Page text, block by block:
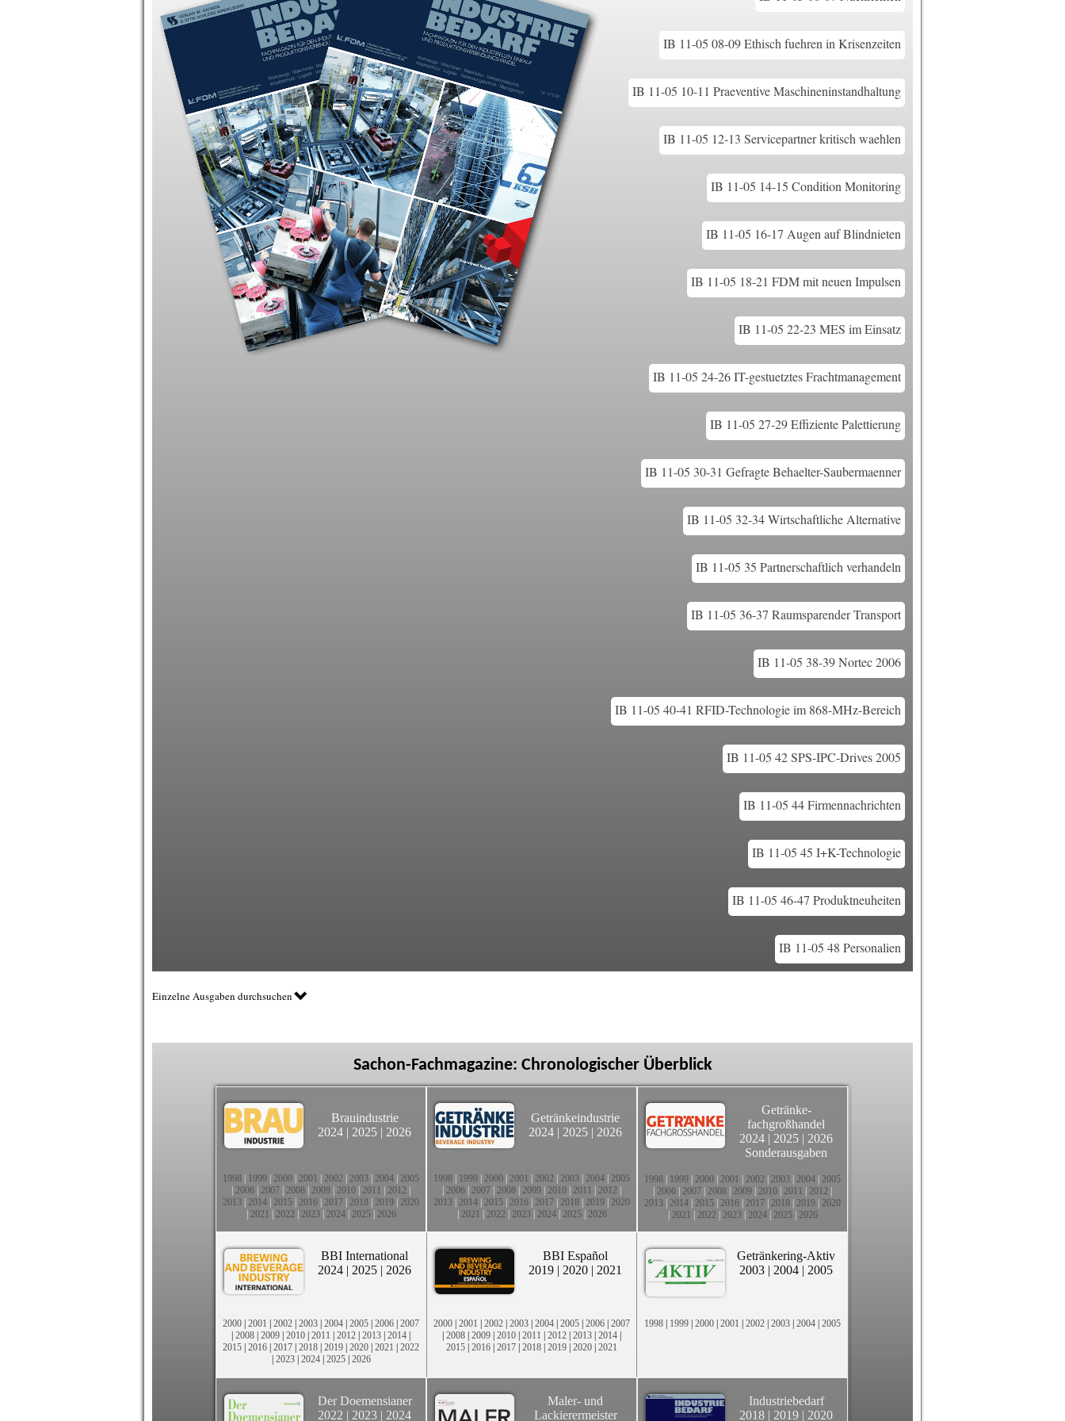
IB 11-05 08-09 Ethisch fuehren in Krisenzeiten
IB 11-05 10-11 Praeventive Maschineninstandhaltung
IB 11-05 12-13 Servicepartner kritisch waehlen
IB 11-05 14-15 Condition Monitoring
IB 11-05 16-17 Augen auf Blindnieten
IB 11-05 18-21 FDM mit neuen Impulsen
IB 11-05 22-23 MES im Einsatz
IB 11-05 24-26 IT-gestuetztes Frachtmanagement
IB 11-05 27-29 Effiziente Palettierung
IB 11-05 30-31 Gefragte Behaelter-Saubermaenner
IB 11-05 32-34 Wirtschaftliche Alternative
IB 11-05 35 Partnerschaftlich verhandeln
IB 11-05 36-37 Raumsparender Transport
IB 11-05 38-39 Nortec 2006
IB 11-05 40-41 RFID-Technologie im 868-MHz-Bereich
IB 11-05 42 SPS-IPC-Drives 2005
IB 11-05 44 Firmennachrichten
IB 11-05 45 I+K-Technologie
IB 11-05 46-47 Produktneuheiten
IB 11-05 48 Personalien
Einzelne Ausgaben durchsuchen
Sachon-Fachmagazine: Chronologischer Überblick
Brauindustrie
2024 | 2025 | 2026
1998 1999 2000 2001 2002 2003 2004 2005
2006 2007 2008 2009 2010 2011 2012
2013 2014 2015 2016 2017 2018 2019 2020
2021 2022 2023| 2024| 2025| 2026
Getränkeindustrie
2024 | 2025 | 2026
1998 1999 2000 2001 2002 2003 2004 2005
2006 2007 2008 2009 2010 2011 2012
2013 2014 2015 2016 2017 2018 2019 2020
2021 2022 2023| 2024| 2025| 2026
Getränke-
fachgroßhandel
2024 | 2025 | 2026
Sonderausgaben
1998 1999 2000 2001 2002 2003 2004 2005
2006 2007 2008 2009 2010 2011 2012
2013 2014 2015 2016 2017 2018 2019 2020
2021 2022 2023| 2024| 2025| 2026
BBI International
2024 | 2025 | 2026
2000 | 2001 | 2002 | 2003 | 2004 | 2005 | 2006 | 2007
| 2008 | 2009 | 2010 | 2011 | 2012 | 2013 | 2014 |
2015 | 2016 | 2017 | 2018 | 2019 | 2020 | 2021 | 2022
| 2023| 2024| 2025| 2026
BBI Español
2019 | 2020 | 2021
2000 | 2001 | 2002 | 2003 | 2004 | 2005 | 2006 | 2007
| 2008 | 2009 | 2010 | 2011 | 2012 | 2013 | 2014 |
2015 | 2016 | 2017 | 2018 | 2019 | 2020 | 2021
Getränkering-Aktiv
2003 | 2004 | 2005
1998 | 1999 | 2000 | 2001 | 2002 | 2003 | 2004 | 2005
Der Doemensianer
2022 | 2023 | 2024
Maler- und
Lackierermeister
Industriebedarf
2018 | 2019 | 2020